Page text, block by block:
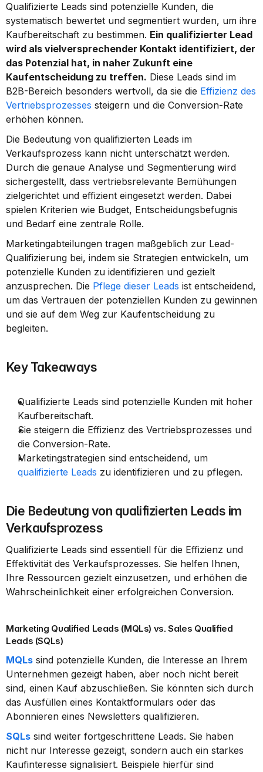
Qualifizierte Leads sind potenzielle Kunden, die
systematisch bewertet und segmentiert wurden, um ihre
Kaufbereitschaft zu bestimmen. Ein qualifizierter Lead
wird als vielversprechender Kontakt identifiziert, der
das Potenzial hat, in naher Zukunft eine
Kaufentscheidung zu treffen. Diese Leads sind im
B2B-Bereich besonders wertvoll, da sie die Effizienz des
Vertriebsprozesses steigern und die Conversion-Rate
erhöhen können.
Die Bedeutung von qualifizierten Leads im
Verkaufsprozess kann nicht unterschätzt werden.
Durch die genaue Analyse und Segmentierung wird
sichergestellt, dass vertriebsrelevante Bemühungen
zielgerichtet und effizient eingesetzt werden. Dabei
spielen Kriterien wie Budget, Entscheidungsbefugnis
und Bedarf eine zentrale Rolle.
Marketingabteilungen tragen maßgeblich zur Lead-
Qualifizierung bei, indem sie Strategien entwickeln, um
potenzielle Kunden zu identifizieren und gezielt
anzusprechen. Die Pflege dieser Leads ist entscheidend,
um das Vertrauen der potenziellen Kunden zu gewinnen
und sie auf dem Weg zur Kaufentscheidung zu
begleiten.
Key Takeaways
Qualifizierte Leads sind potenzielle Kunden mit hoher
Kaufbereitschaft.
Sie steigern die Effizienz des Vertriebsprozesses und
die Conversion-Rate.
qualifizierte Leads zu identifizieren und zu pflegen.
Die Bedeutung von qualifizierten Leads im
Verkaufsprozess
Qualifizierte Leads sind essentiell für die Effizienz und
Effektivität des Verkaufsprozesses. Sie helfen Ihnen,
Ihre Ressourcen gezielt einzusetzen, und erhöhen die
Wahrscheinlichkeit einer erfolgreichen Conversion.
Marketing Qualified Leads (MQLs) vs. Sales Qualified
Leads (SQLs)
MQLs sind potenzielle Kunden, die Interesse an Ihrem
Unternehmen gezeigt haben, aber noch nicht bereit
sind, einen Kauf abzuschließen. Sie könnten sich durch
das Ausfüllen eines Kontaktformulars oder das
Abonnieren eines Newsletters qualifizieren.
SQLs sind weiter fortgeschrittene Leads. Sie haben
nicht nur Interesse gezeigt, sondern auch ein starkes
Kaufinteresse signalisiert. Beispiele hierfür sind